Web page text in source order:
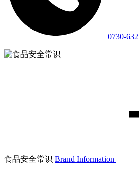
0730-
食品安全常识 Brand Information